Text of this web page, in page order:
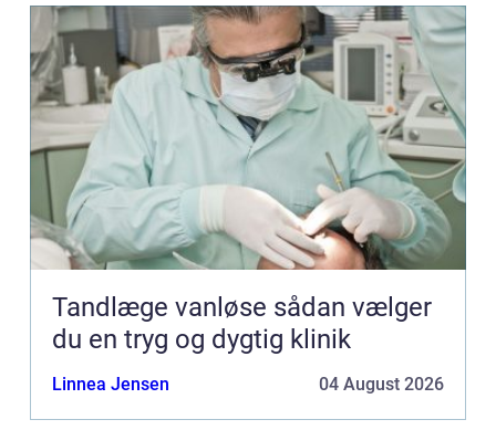
Tandlæge vanløse sådan vælger
du en tryg og dygtig klinik
Linnea Jensen 04 August 2026